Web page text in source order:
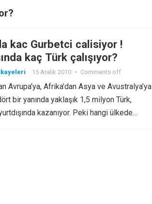
kac Gurbetci calisiyor !
kaç Türk çalışıyor?
15 Aralık 2010 • Comments off
Avrupa’ya, Afrika’dan Asya ve Avustralya’ya
bir yanında yaklaşık 1,5 milyon Türk,
kazanıyor. Peki hangi ülkede…